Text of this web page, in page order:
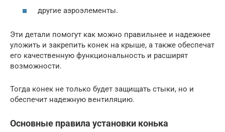
другие аэроэлементы.
Эти детали помогут как можно правильнее и надежнее
уложить и закрепить конек на крыше, а также обеспечат
его качественную функциональность и расширят
возможности.
Тогда конек не только будет защищать стыки, но и
обеспечит надежную вентиляцию.
Основные правила установки конька